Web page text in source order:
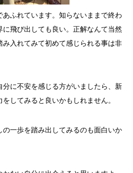
ふれています。知らないままで終わ
に飛び出しても良い。正解なんて当然
み入れてみて初めて感じられる事は非
分に不安を感じる方がいましたら、新
してみると良いかもしれません。
の一歩を踏み出してみるのも面白いか